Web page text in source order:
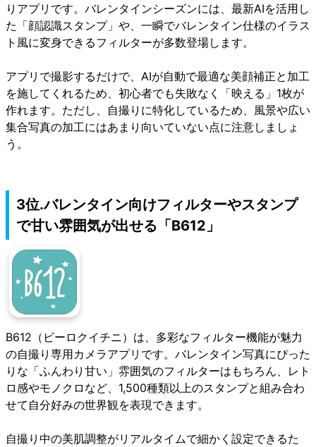
りアプリです。バレンタインシーズンには、最新AIを活用し
た「顔認識スタンプ」や、一瞬でバレンタイン仕様のイラス
ト風に変身できるフィルターが多数登場します。
アプリで撮影するだけで、AIが自動で最適な美顔補正と加工
を施してくれるため、初心者でも失敗なく「映える」1枚が
作れます。ただし、自撮りに特化しているため、風景や広い
集合写真の加工にはあまり向いていない点に注意しましょ
う。
3位.バレンタイン向けフィルターやスタンプ
で甘い雰囲気が出せる「B612」
B612（ビーロクイチニ） は、多彩なフィルター機能が魅力
の自撮り専用カメラアプリです。バレンタイン写真にぴった
りな「ふんわり甘い」雰囲気のフィルターはもちろん、レト
ロ感やモノクロなど、1,500種類以上のスタンプと組み合わ
せて自分好みの世界観を表現できます。
自撮り中の美肌調整がリアルタイムで細かく設定できるた